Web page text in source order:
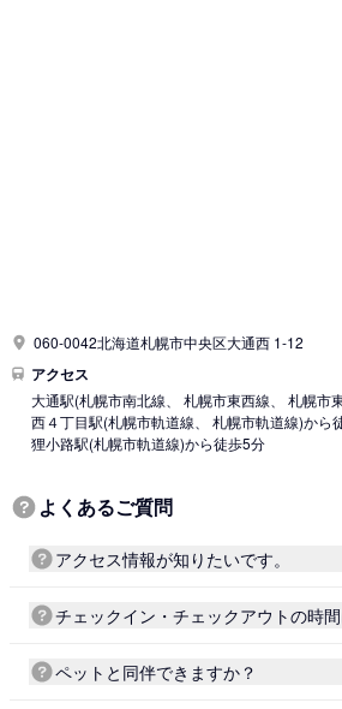
060-0042北海道札幌市中央区大通西 1-12
アクセス
大通駅(札幌市南北線、 札幌市東西線、 札幌市
西４丁目駅(札幌市軌道線、 札幌市軌道線)から
狸小路駅(札幌市軌道線)から徒歩5分
よくあるご質問
アクセス情報が知りたいです。
チェックイン・チェックアウトの時
ペットと同伴できますか？